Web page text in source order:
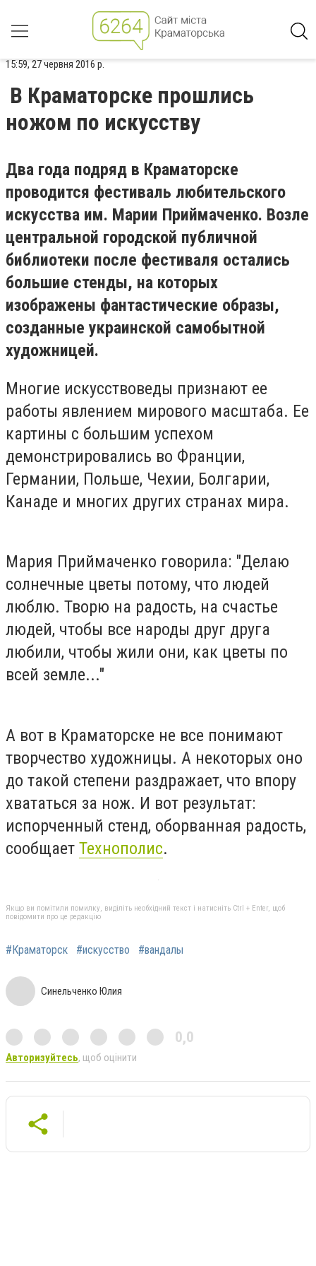
15:59, 27 червня 2016 р.
В Краматорске прошлись
ножом по искусству
Два года подряд в Краматорске
проводится фестиваль любительского
искусства им. Марии Приймаченко. Возле
центральной городской публичной
библиотеки после фестиваля остались
большие стенды, на которых
изображены фантастические образы,
созданные украинской самобытной
художницей.
Многие искусствоведы признают ее
работы явлением мирового масштаба. Ее
картины с большим успехом
демонстрировались во Франции,
Германии, Польше, Чехии, Болгарии,
Канаде и многих других странах мира.
Мария Приймаченко говорила: "Делаю
солнечные цветы потому, что людей
люблю. Творю на радость, на счастье
людей, чтобы все народы друг друга
любили, чтобы жили они, как цветы по
всей земле..."
А вот в Краматорске не все понимают
творчество художницы. А некоторых оно
до такой степени раздражает, что впору
хвататься за нож. И вот результат:
испорченный стенд, оборванная радость,
сообщает Технополис.
Якщо ви помітили помилку, виділіть необхідний текст і натисніть Ctrl + Enter, щоб
повідомити про це редакцію
#Краматорск #искусство #вандалы
Синельченко Юлия
0,0
Авторизуйтесь, щоб оцінити